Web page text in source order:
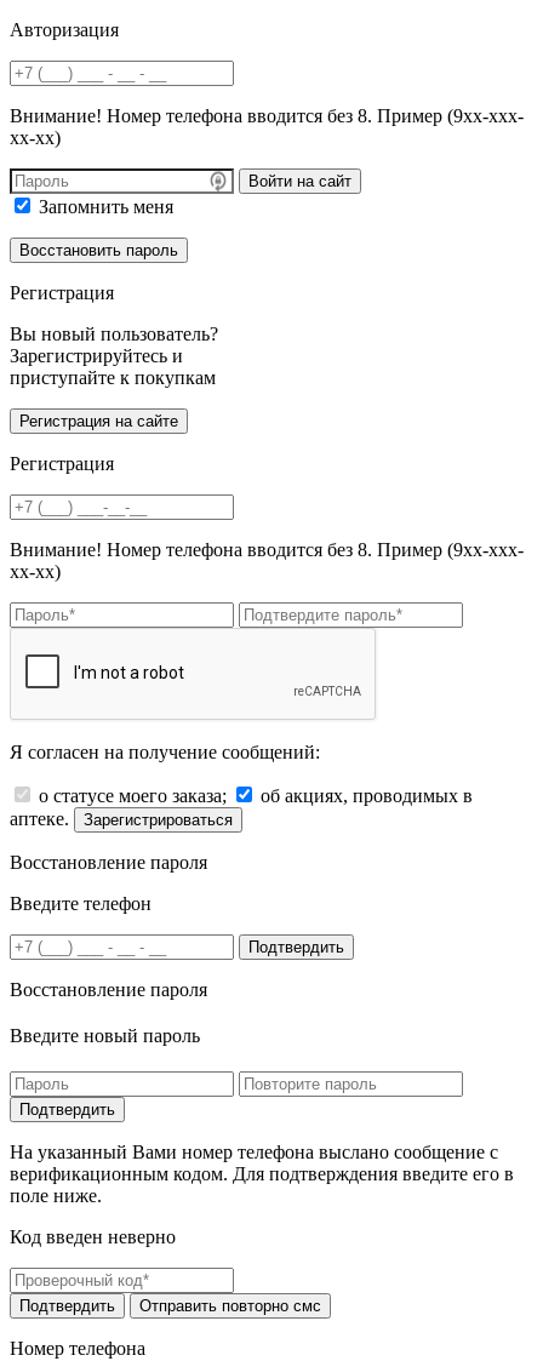
Авторизация
Внимание! Номер телефона вводится без 8. Пример (9хх-ххх-
хх-хх)
Войти на сайт
Запомнить меня
Регистрация
Вы новый пользователь?
Зарегистрируйтесь и
приступайте к покупкам
Регистрация
Внимание! Номер телефона вводится без 8. Пример (9хх-ххх-
хх-хх)
Я согласен на получение сообщений:
о статусе моего заказа;
об акциях, проводимых в
аптеке.
Зарегистрироваться
Восстановление пароля
Введите телефон
Подтвердить
Восстановление пароля
Введите новый пароль
На указанный Вами номер телефона выслано сообщение с
верификационным кодом. Для подтверждения введите его в
поле ниже.
Код введен неверно
Номер телефона